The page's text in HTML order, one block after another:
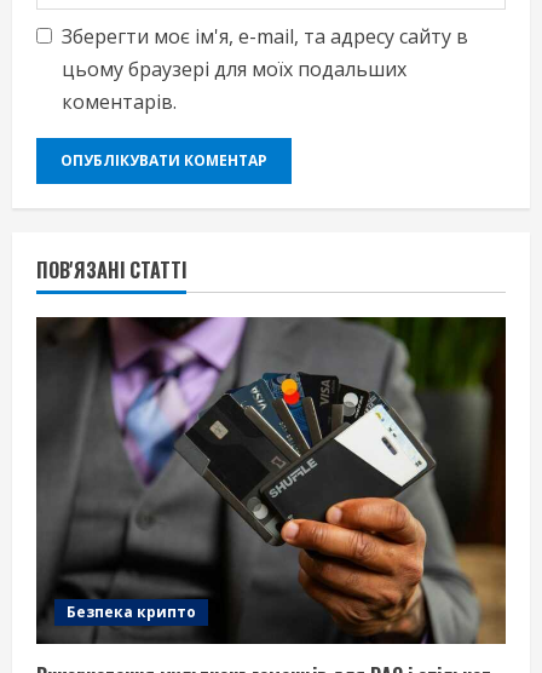
Зберегти моє ім'я, e-mail, та адресу сайту в
цьому браузері для моїх подальших
коментарів.
ПОВ'ЯЗАНІ СТАТТІ
Безпека крипто